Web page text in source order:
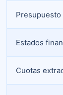
Presupuesto
Estados
Cuotas